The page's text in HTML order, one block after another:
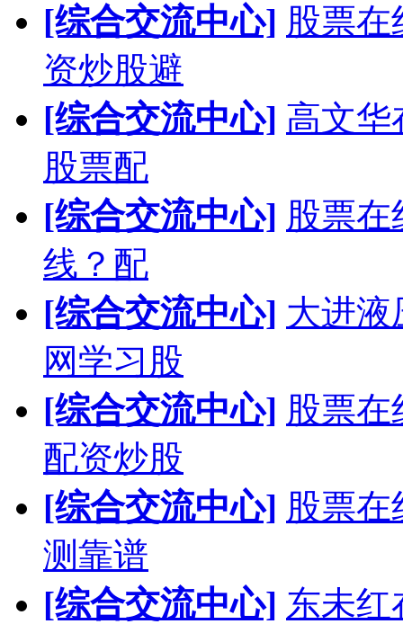
[综合交流中心] 股票
资炒股避
[综合交流中心] 高文华
股票配
[综合交流中心] 股票在
线？配
[综合交流中心] 大进液
网学习股
[综合交流中心] 股票
配资炒股
[综合交流中心] 股票在
测靠谱
[综合交流中心] 东未红